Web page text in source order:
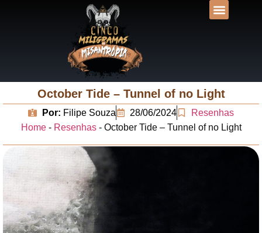
October Tide – Tunnel of no Light
Por: Filipe Souza 28/06/2024
Resenhas
Home- Resenhas- October Tide – Tunnel of no Light